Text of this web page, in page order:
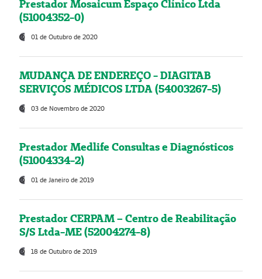
Prestador Mosaicum Espaço Clínico Ltda
(51004352-0)
01 de Outubro de 2020
MUDANÇA DE ENDEREÇO - DIAGITAB
SERVIÇOS MÉDICOS LTDA (54003267-5)
03 de Novembro de 2020
Prestador Medlife Consultas e Diagnósticos
(51004334-2)
01 de Janeiro de 2019
Prestador CERPAM – Centro de Reabilitação
S/S Ltda-ME (52004274-8)
18 de Outubro de 2019